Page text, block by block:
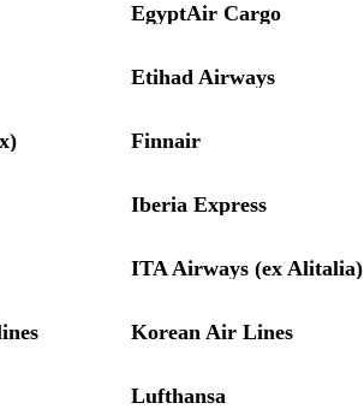
EgyptAir Cargo
Etihad Airways
Finnair
Iberia Express
ITA Airways (ex Alitalia)
Korean Air Lines
Lufthansa